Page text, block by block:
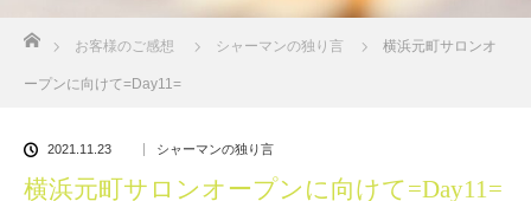
お客様のご感想 シャーマンの独り言 横浜元町サロンオ
ープンに向けて=Day11=
2021.11.23 シャーマンの独り言
横浜元町サロンオープンに向けて=Day11=